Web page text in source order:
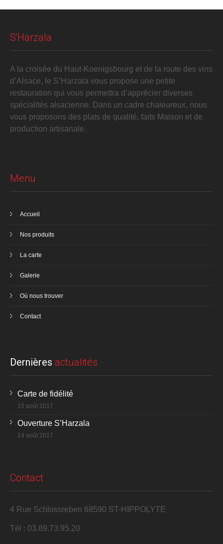
S'Harzala
A la croisée du Haut-Koenigsbourg et de la route des vins
d’Alsace, le S’Harzala vous propose une petite
restauration qui vous permettra d’apprécier diverses
spécialités alsacienne. Dans un cadre chaleureux, nous
vous proposons des plats de qualité, faits Maison et de
production artisanale.
Menu
Accueil
Nos produits
La carte
Galerie
Où nous trouver
Contact
Dernières actualités
Carte de fidélité
15 août 2017
Ouverture S’Harzala
14 août 2017
Contact
4 Rue Schlossreben 68590 ST-HIPPOLYTE
Tél : 03.89.73.95.20